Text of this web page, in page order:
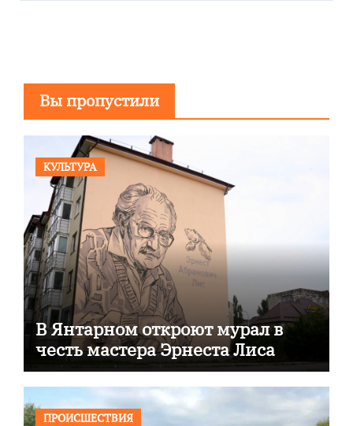
Вы пропустили
КУЛЬТУРА
В Янтарном откроют мурал в
честь мастера Эрнеста Лиса
ПРОИСШЕСТВИЯ